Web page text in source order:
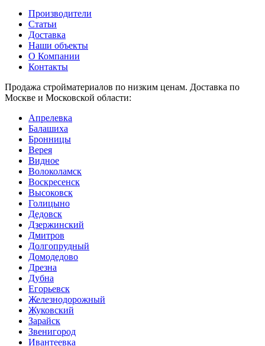
Производители
Статьи
Доставка
Наши объекты
О Компании
Контакты
Продажа стройматериалов по низким ценам. Доставка по
Москве и Московской области:
Апрелевка
Балашиха
Бронницы
Верея
Видное
Волоколамск
Воскресенск
Высоковск
Голицыно
Дедовск
Дзержинский
Дмитров
Долгопрудный
Домодедово
Дрезна
Дубна
Егорьевск
Железнодорожный
Жуковский
Зарайск
Звенигород
Ивантеевка